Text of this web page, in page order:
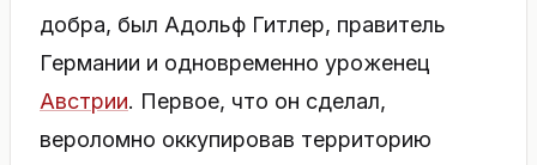
добра, был Адольф Гитлер, правитель
Германии и одновременно уроженец
Австрии. Первое, что он сделал,
вероломно оккупировав территорию